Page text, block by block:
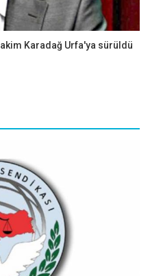
Karadağ Urfa'ya sürüldü